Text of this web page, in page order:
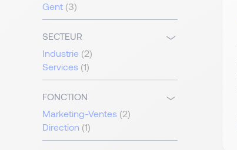
Gent (3)
SECTEUR
Industrie (2)
Services (1)
FONCTION
Marketing-Ventes (2)
Direction (1)